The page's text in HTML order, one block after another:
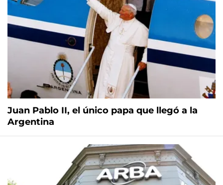
Juan Pablo II, el único papa que llegó a la
Argentina